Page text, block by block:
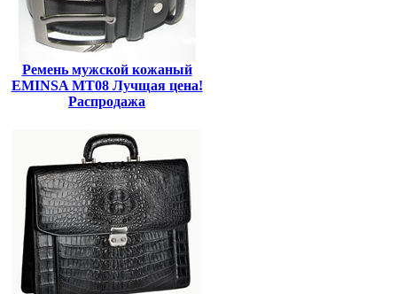
Ремень мужской кожаный
EMINSA MT08 Лучщая цена!
Распродажа